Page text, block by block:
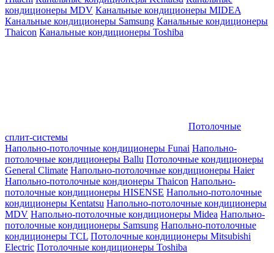
кондиционеры MDV Канальные кондиционеры MIDEA
Канальные кондиционеры Samsung Канальные кондиционеры
Thaicon Канальные кондиционеры Toshiba
Потолочные
сплит-системы
Напольно-потолочные кондиционеры Funai Напольно-
потолочные кондиционеры Ballu Потолочные кондиционеры
General Climate Напольно-потолочные кондиционеры Haier
Напольно-потолочные кондионеры Thaicon Напольно-
потолочные кондиционеры HISENSE Напольно-потолочные
кондиционеры Kentatsu Напольно-потолочные кондиционеры
MDV Напольно-потолочные кондиционеры Midea Напольно-
потолочные кондиционеры Samsung Напольно-потолочные
кондиционеры TCL Потолочные кондиционеры Mitsubishi
Electric Потолочные кондиционеры Toshiba